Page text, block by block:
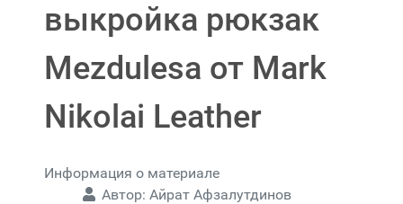
выкройка рюкзак
Mezdulesa от Mark
Nikolai Leather
Информация о материале
Автор: Айрат Афзалутдинов